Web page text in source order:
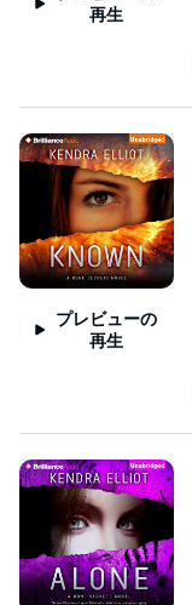
再生
プレビューの
再生